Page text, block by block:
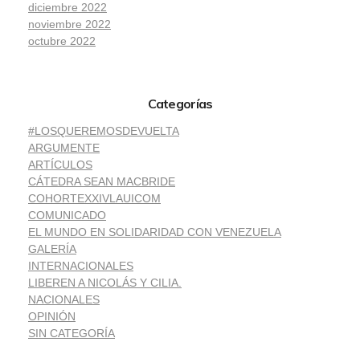
diciembre 2022
noviembre 2022
octubre 2022
Categorías
#LOSQUEREMOSDEVUELTA
ARGUMENTE
ARTÍCULOS
CÁTEDRA SEAN MACBRIDE
COHORTEXXIVLAUICOM
COMUNICADO
EL MUNDO EN SOLIDARIDAD CON VENEZUELA
GALERÍA
INTERNACIONALES
LIBEREN A NICOLÁS Y CILIA.
NACIONALES
OPINIÓN
SIN CATEGORÍA